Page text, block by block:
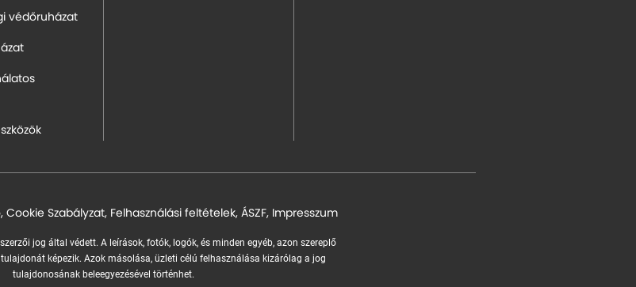
védőruházat
, Cookie Szabályzat, Felhasználási feltételek, ÁSZF, Impresszum
jog által védett. A leírások, fotók, logók, és minden egyéb, azon szereplő
képezik. Azok másolása, üzleti célú felhasználása kizárólag a jog
tulajdonosának beleegyezésével történhet.